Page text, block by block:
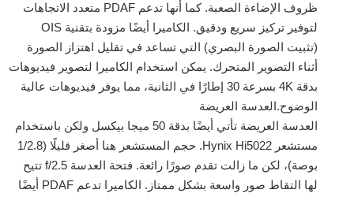
ظروف الإضاءة الصعبة. كما أنها تدعم PDAF متعدد الاتجاهات
لتوفير تركيز سريع ودقيق. الكاميرا أيضًا مزودة بتقنية OIS
(تثبيت الصورة البصري) التي تساعد في تقليل اهتزاز الصورة
أثناء التصوير المتحرك. يمكن استخدام الكاميرا لتصوير فيديوهات
بدقة 4K بسرعة 30 إطارًا في الثانية، مما يوفر فيديوهات عالية
الوضوح.العدسة العريضة
العدسة العريضة تأتي أيضًا بدقة 50 ميجا بيكسل ولكن باستخدام
مستشعر Hynix Hi5022. حجم المستشعر هنا أصغر قليلًا (1/2.8
بوصة)، لكن ما زالت تقدم صورًا رائعة. فتحة العدسة f/2.5 تتيح
لها التقاط صور واسعة بشكل ممتاز. الكاميرا تدعم PDAF أيضًا